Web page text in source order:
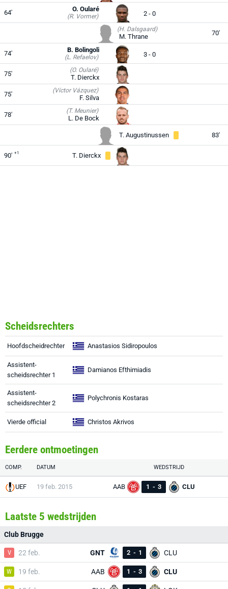
64' (R. Vormer)
O. Oularé
2 - 0
(H. Dalsgaard)
M. Thrane 70'
74' (L. Refaelov)
B. Bolingoli
3 - 0
75' (O. Oularé)
T. Dierckx
75' (Víctor Vázquez)
F. Silva
78' (T. Meunier)
L. De Bock
T. Augustinussen 83'
90' +1 T. Dierckx
Scheidsrechters
Hoofdscheidrechter Anastasios Sidiropoulos
Assistent-
scheidsrechter 1
Damianos Efthimiadis
Assistent-
scheidsrechter 2
Polychronis Kostaras
Vierde official Christos Akrivos
Eerdere ontmoetingen
COMP. DATUM WEDSTRIJD
UEF 19 feb. 2015 AAB 1 - 3 CLU
Laatste 5 wedstrijden
Club Brugge
V 22 feb. GNT 2 - 1 CLU
W 19 feb. AAB 1 - 3 CLU